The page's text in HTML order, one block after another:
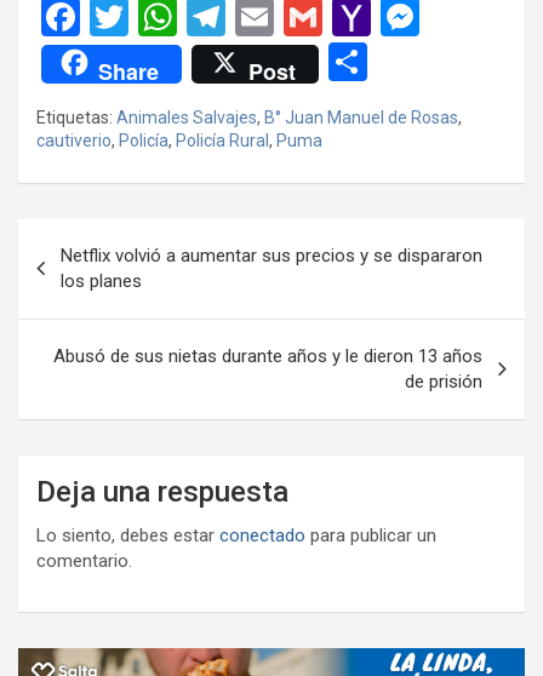
F
a
ce
b
o
k
T
wi
tt
er
W
h
at
s
A
p
T
el
e
gr
a
E
m
ail
G
m
ail
Y
o
o
ail
n
g
Share Post
o
m
p
tir
Etiquetas: Animales Salvajes, B° Juan Manuel de Rosas,
cautiverio, Policía, Policía Rural , Puma
de
entradas
Netflix volvió a aumentar sus precios y se dispararon
los planes
Abusó de sus nietas durante años y le dieron 13 años
de prisión
Deja una respuesta
Lo siento, debes estar conectado para publicar un
comentario.